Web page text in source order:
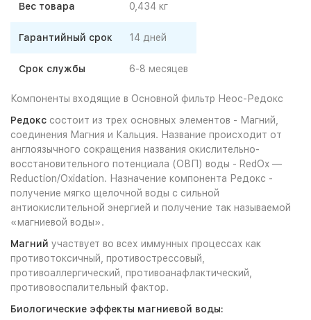
Вес товара 0,434 кг
Гарантийный срок 14 дней
Срок службы 6-8 месяцев
Компоненты входящие в Основной фильтр Неос-Редокс
Редокс состоит из трех основных элементов - Магний,
соединения Магния и Кальция. Название происходит от
англоязычного сокращения названия окислительно-
восстановительного потенциала (ОВП) воды - RedOx —
Reduction/Oxidation. Назначение компонента Редокс -
получение мягко щелочной воды с сильной
антиокислительной энергией и получение так называемой
«магниевой воды».
Магний участвует во всех иммунных процессах как
противотоксичный, противострессовый,
противоаллергический, противоанафлактический,
противовоспалительный фактор.
Биологические эффекты магниевой воды: